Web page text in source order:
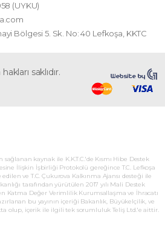
(UYKU)
Bölgesi 5. Sk. No: 40 Lefkoşa, KKTC
saklıdır.
kaynak ile K.K.T.C.'de Kısmı Hibe Destek
İlişkin İşbirliği Protokolü gereğince T.C. Lefkoşa
ve T.C. Çukurova Kalkınma Ajansı desteği ile
tarafından yürütülen 2017 yılı Mali Destek
Katma Değer Verimlilik Kurumsallaşma ve İhracatı
bu yayının içeriği Bakanlık, Büyükelçilik, ve
olup, içerik ile ilgili tek sorumluluk Teliş Ltd.'e aittir.